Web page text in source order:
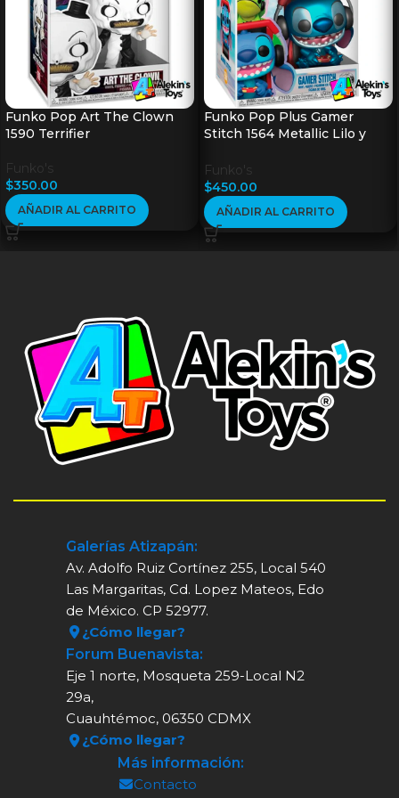
Funko Pop Art The Clown
1590 Terrifier
Funko's
$350.00
AÑADIR AL CARRITO
Funko Pop Plus Gamer
Stitch 1564 Metallic Lilo y
Funko's
$450.00
AÑADIR AL CARRITO
Galerías Atizapán:
Av. Adolfo Ruiz Cortínez 255, Local 540
Las Margaritas, Cd. Lopez Mateos, Edo
de México. CP 52977.
¿Cómo llegar?
Forum Buenavista:
Eje 1 norte, Mosqueta 259-Local N2
29a,
Cuauhtémoc, 06350 CDMX
¿Cómo llegar?
Más información:
Contacto